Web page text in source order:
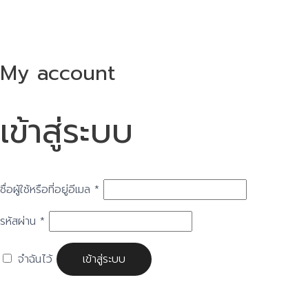
My account
เข้าสู่ระบบ
ชื่อผู้ใช้หรือที่อยู่อีเมล *
รหัสผ่าน *
จำฉันไว้ เข้าสู่ระบบ